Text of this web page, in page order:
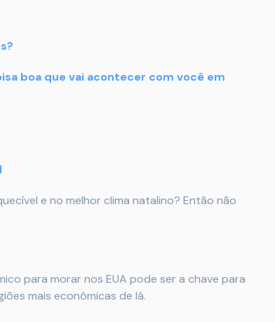
boa que vai acontecer com você em
e no melhor clima natalino? Então não
para morar nos EUA pode ser a chave para
mais econômicas de lá.